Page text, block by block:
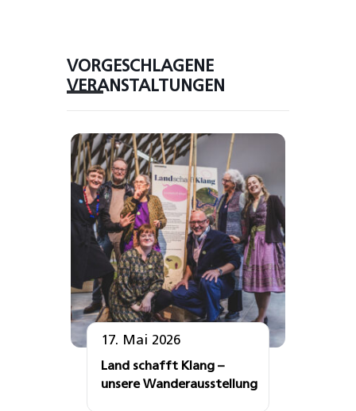
VORGESCHLAGENE
VERANSTALTUNGEN
17. Mai 2026
Land schafft Klang –
unsere Wanderausstellung